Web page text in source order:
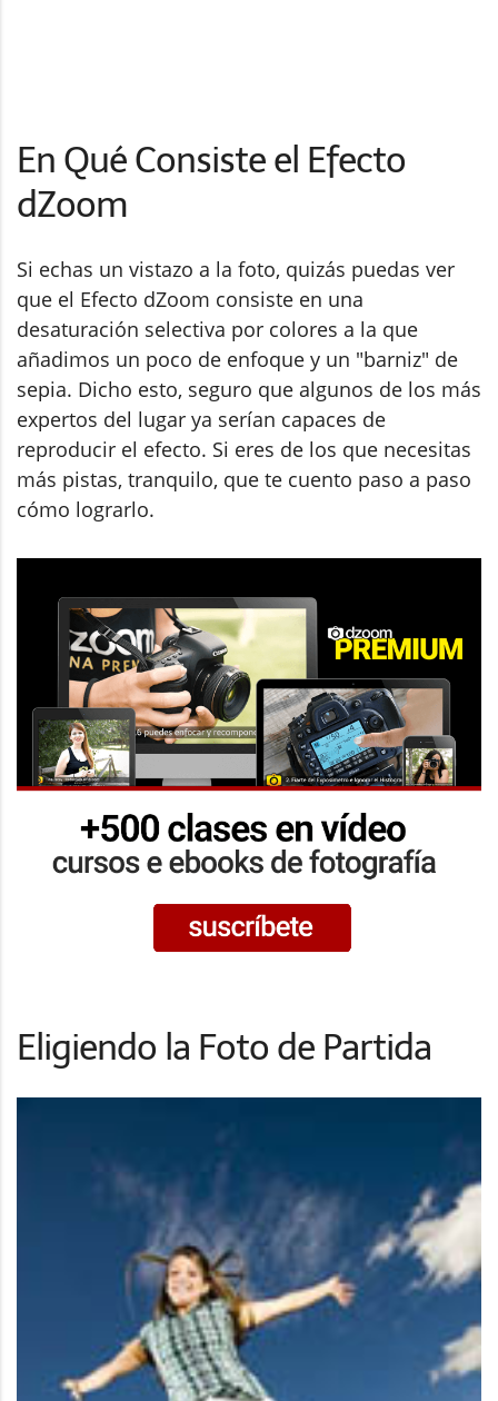
En Qué Consiste el Efecto
dZoom
Si echas un vistazo a la foto, quizás puedas ver
que el Efecto dZoom consiste en una
desaturación selectiva por colores a la que
añadimos un poco de enfoque y un "barniz" de
sepia. Dicho esto, seguro que algunos de los más
expertos del lugar ya serían capaces de
reproducir el efecto. Si eres de los que necesitas
más pistas, tranquilo, que te cuento paso a paso
cómo lograrlo.
Eligiendo la Foto de Partida